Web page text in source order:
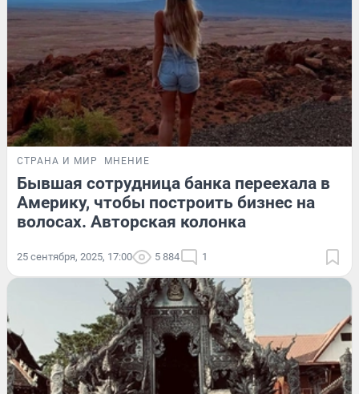
СТРАНА И МИР МНЕНИЕ
Бывшая сотрудница банка переехала в
Америку, чтобы построить бизнес на
волосах. Авторская колонка
25 сентября, 2025, 17:00 5 884 1